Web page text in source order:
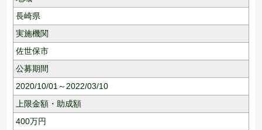
長崎県
実施機関
佐世保市
公募期間
2020/10/01～2022/03/10
上限金額・助成額
400万円